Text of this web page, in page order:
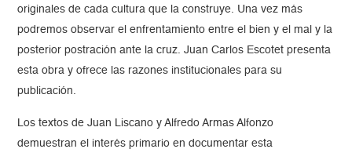
originales de cada cultura que la construye. Una vez más
podremos observar el enfrentamiento entre el bien y el mal y la
posterior postración ante la cruz. Juan Carlos Escotet presenta
esta obra y ofrece las razones institucionales para su
publicación.
Los textos de Juan Liscano y Alfredo Armas Alfonzo
demuestran el interés primario en documentar esta